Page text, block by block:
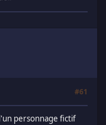
#61
personnage fictif